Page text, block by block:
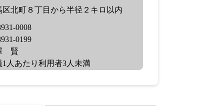
区北町８丁目から半径２キロ以内
0008
0199
賢
1人あたり利用者3人未満